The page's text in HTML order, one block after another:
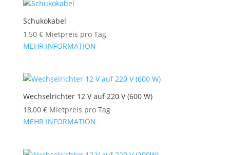
Schukokabel
1,50 €Mietpreis pro Tag
MEHR INFORMATION
Wechselrichter 12 V auf 220 V (600 W)
18,00 €Mietpreis pro Tag
MEHR INFORMATION